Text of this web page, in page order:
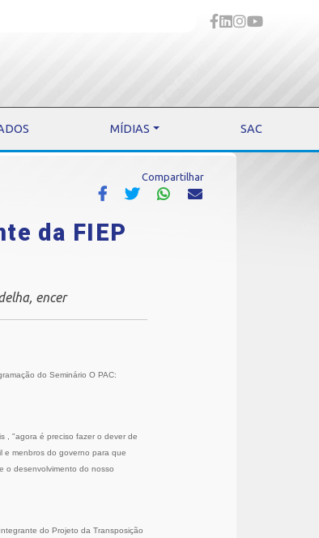
MÍDIAS SAC
Compartilhar
da FIEP
encer
do SeminárioO PAC:
, "agora é preciso fazer o dever de
e menbros do governo para que
o desenvolvimento do nosso
do Projeto da Transposição